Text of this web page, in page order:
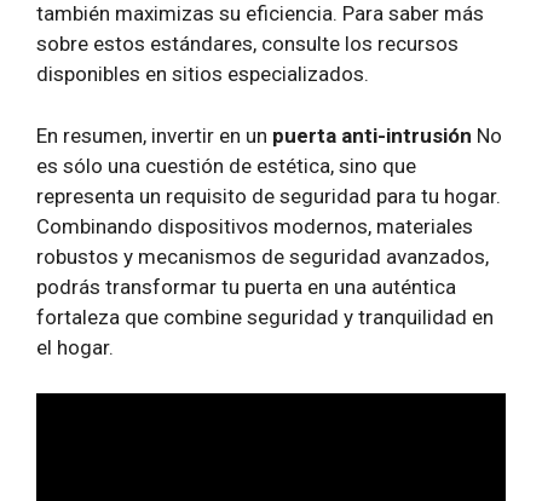
también maximizas su eficiencia. Para saber más
sobre estos estándares, consulte los recursos
disponibles en sitios especializados.
En resumen, invertir en un puerta anti-intrusión No
es sólo una cuestión de estética, sino que
representa un requisito de seguridad para tu hogar.
Combinando dispositivos modernos, materiales
robustos y mecanismos de seguridad avanzados,
podrás transformar tu puerta en una auténtica
fortaleza que combine seguridad y tranquilidad en
el hogar.